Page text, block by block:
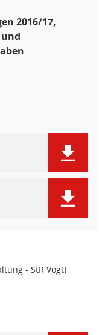
2016/17,
- StR Vogt)